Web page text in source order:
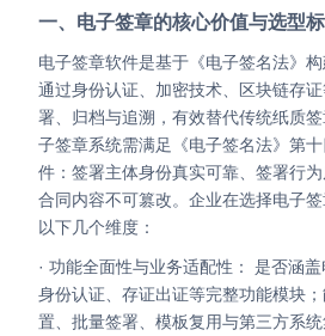
Cases
Support
Partnerships
About Us
一、电子签章的核心价值与选型
电子签章软件是基于《电子签名法》构建的数字化签约工具，
通过身份认证、加密技术、区块链存
署、归档与追溯，有效替代传统纸质
子签章系统需满足《电子签名法》第
件：签署主体身份真实可靠、签署行
合同内容不可篡改。 企业在选择电子
以下几个维度：
· 功能全面性与业务适配性： 是否涵盖
身份认证、存证出证等完整功能模块
置、批量签署、模板复用与第三方系统